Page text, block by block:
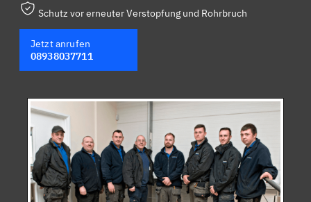
Schutz vor erneuter Verstopfung und Rohrbruch
Jetzt anrufen
08938037711